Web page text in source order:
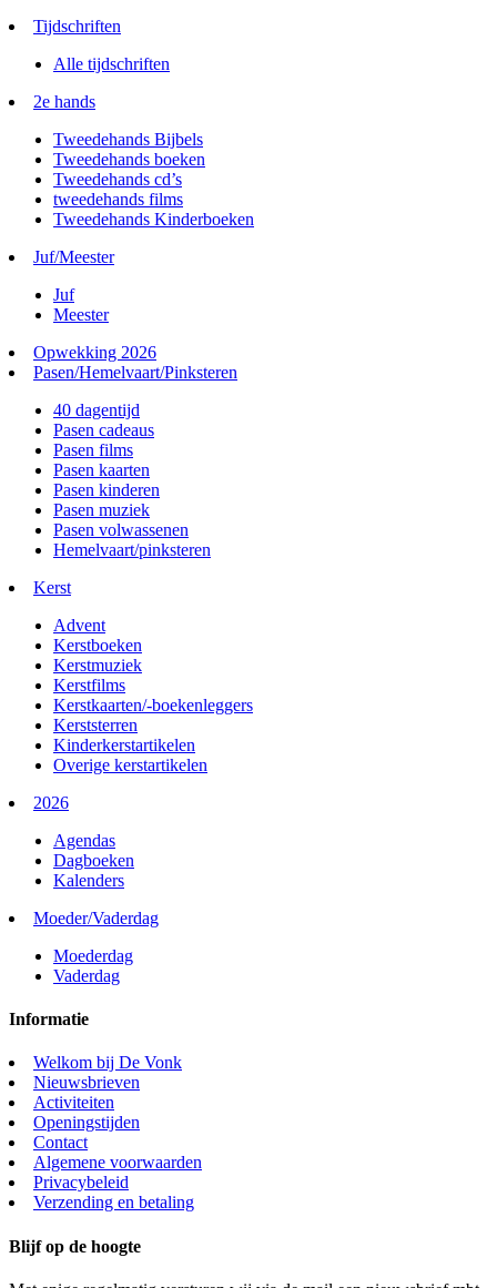
Tijdschriften
Alle tijdschriften
2e hands
Tweedehands Bijbels
Tweedehands boeken
Tweedehands cd’s
tweedehands films
Tweedehands Kinderboeken
Juf/Meester
Juf
Meester
Opwekking 2026
Pasen/Hemelvaart/Pinksteren
40 dagentijd
Pasen cadeaus
Pasen films
Pasen kaarten
Pasen kinderen
Pasen muziek
Pasen volwassenen
Hemelvaart/pinksteren
Kerst
Advent
Kerstboeken
Kerstmuziek
Kerstfilms
Kerstkaarten/-boekenleggers
Kerststerren
Kinderkerstartikelen
Overige kerstartikelen
2026
Agendas
Dagboeken
Kalenders
Moeder/Vaderdag
Moederdag
Vaderdag
Informatie
Welkom bij De Vonk
Nieuwsbrieven
Activiteiten
Openingstijden
Contact
Algemene voorwaarden
Privacybeleid
Verzending en betaling
Blijf op de hoogte